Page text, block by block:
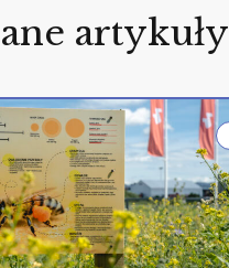
artykuły